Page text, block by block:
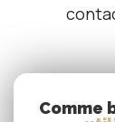
Comme